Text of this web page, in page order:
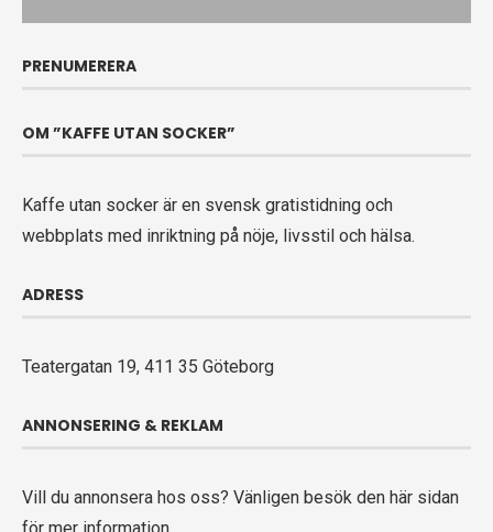
PRENUMERERA
OM ”KAFFE UTAN SOCKER”
Kaffe utan socker är en svensk gratistidning och
webbplats med inriktning på nöje, livsstil och hälsa.
ADRESS
Teatergatan 19, 411 35 Göteborg
ANNONSERING & REKLAM
Vill du annonsera hos oss? Vänligen besök den här sidan
för mer information.